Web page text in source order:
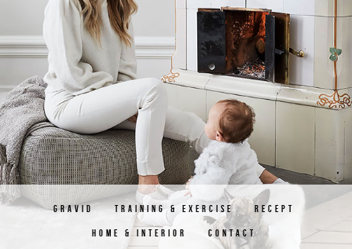
GRAVID TRAINING & EXERCISE RECEPT
HOME & INTERIOR CONTACT